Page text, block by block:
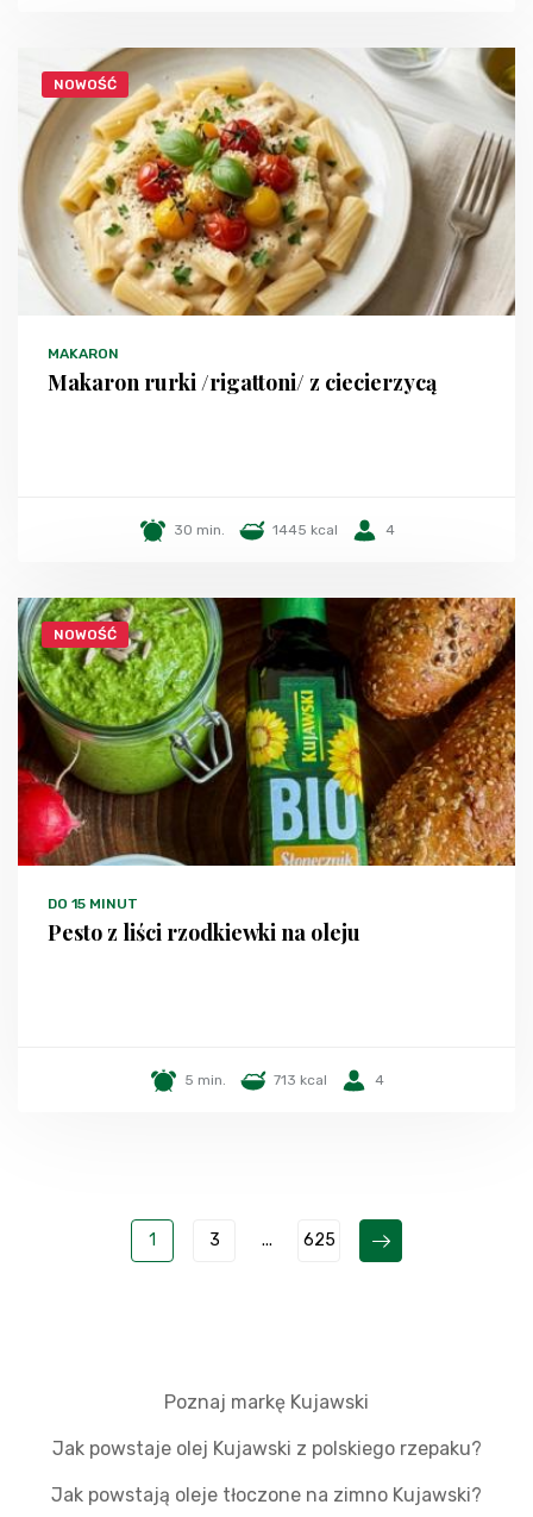
NOWOŚĆ
MAKARON
Makaron rurki /rigattoni/ z ciecierzycą
30 min. 1445 kcal 4
NOWOŚĆ
DO 15 MINUT
Pesto z liści rzodkiewki na oleju
5 min. 713 kcal 4
1 3 ... 625
Poznaj markę Kujawski
Jak powstaje olej Kujawski z polskiego rzepaku?
Jak powstają oleje tłoczone na zimno Kujawski?